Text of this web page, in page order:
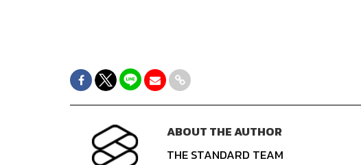
ABOUT THE AUTHOR
THE STANDARD TEAM